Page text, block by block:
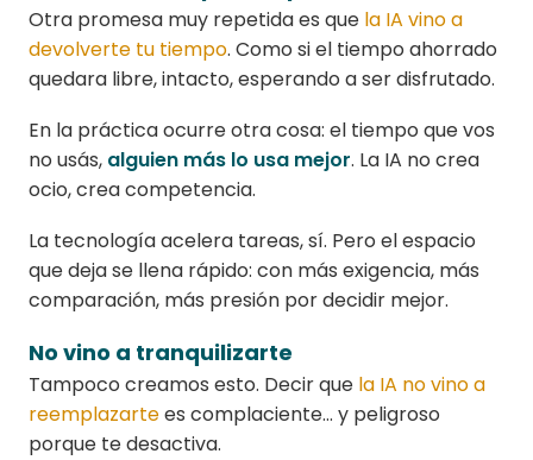
Otra promesa muy repetida es que la IA vino a
devolverte tu tiempo. Como si el tiempo ahorrado
quedara libre, intacto, esperando a ser disfrutado.
En la práctica ocurre otra cosa: el tiempo que vos
no usás, alguien más lo usa mejor. La IA no crea
ocio, crea competencia.
La tecnología acelera tareas, sí. Pero el espacio
que deja se llena rápido: con más exigencia, más
comparación, más presión por decidir mejor.
No vino a tranquilizarte
Tampoco creamos esto. Decir que la IA no vino a
reemplazartees complaciente… y peligroso
porque te desactiva.